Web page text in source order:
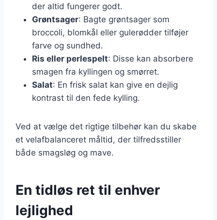
der altid fungerer godt.
Grøntsager: Bagte grøntsager som
broccoli, blomkål eller gulerødder tilføjer
farve og sundhed.
Ris eller perlespelt: Disse kan absorbere
smagen fra kyllingen og smørret.
Salat: En frisk salat kan give en dejlig
kontrast til den fede kylling.
Ved at vælge det rigtige tilbehør kan du skabe
et velafbalanceret måltid, der tilfredsstiller
både smagsløg og mave.
En tidløs ret til enhver
lejlighed